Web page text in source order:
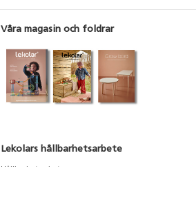
Våra magasin och foldrar
Lekolars hållbarhetsarbete